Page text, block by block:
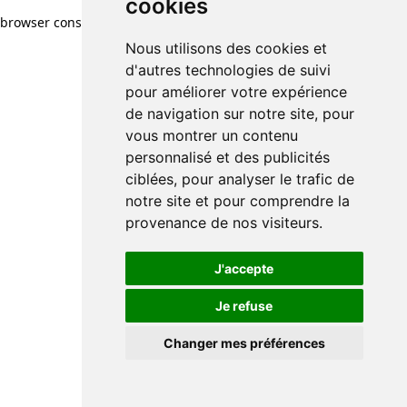
cookies
Nous utilisons des cookies et
d'autres technologies de suivi
pour améliorer votre expérience
de navigation sur notre site, pour
vous montrer un contenu
personnalisé et des publicités
ciblées, pour analyser le trafic de
notre site et pour comprendre la
provenance de nos visiteurs.
J'accepte
Je refuse
Changer mes préférences
browser console for more information)